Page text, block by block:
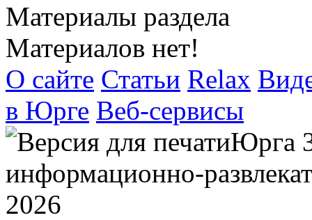
Материалы раздела
Материалов нет!
О сайте Статьи Relax
в Юрге Веб-сервисы
Юрга
информационно-
2026